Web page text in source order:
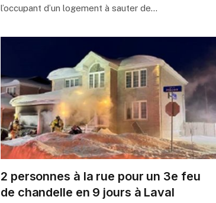
l’occupant d’un logement à sauter de…
2 personnes à la rue pour un 3e feu
de chandelle en 9 jours à Laval